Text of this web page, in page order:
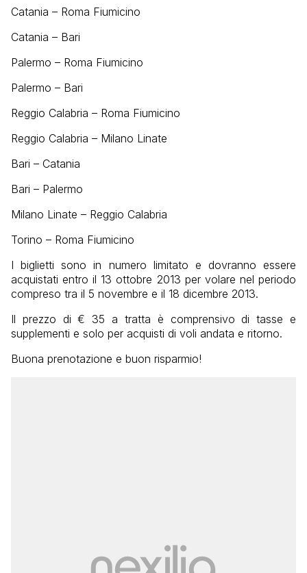
Catania – Roma Fiumicino
Catania – Bari
Palermo – Roma Fiumicino
Palermo – Bari
Reggio Calabria – Roma Fiumicino
Reggio Calabria – Milano Linate
Bari – Catania
Bari – Palermo
Milano Linate – Reggio Calabria
Torino – Roma Fiumicino
I biglietti sono in numero limitato e dovranno essere
acquistati entro il 13 ottobre 2013 per volare nel periodo
compreso tra il 5 novembre e il 18 dicembre 2013.
Il prezzo di € 35 a tratta è comprensivo di tasse e
supplementi e solo per acquisti di voli andata e ritorno.
Buona prenotazione e buon risparmio!